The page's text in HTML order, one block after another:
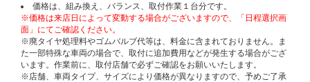
価格は、組み換え、バランス、取付作業１台分です。
※価格は来店日によって変動する場合がございますので、「日程選択画
面」にてご確認ください。
※廃タイヤ処理料やゴムバルブ代等は、料金に含まれておりません。ま
た一部特殊な車両の場合で、取付に追加費用などが発生する場合がござ
います。作業前に、取付店舗で必ずご確認をお願いいたします。
※店舗、車両タイプ、サイズにより価格が異なりますので、予めご了承